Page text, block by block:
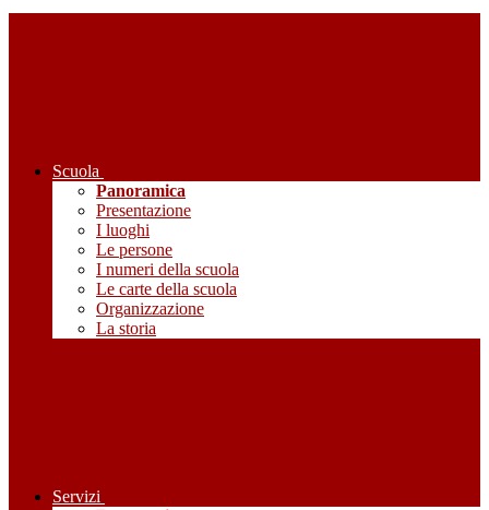
Scuola
Panoramica
Presentazione
I luoghi
Le persone
I numeri della scuola
Le carte della scuola
Organizzazione
La storia
Servizi